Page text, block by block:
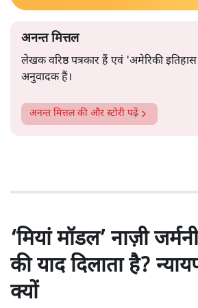
अनन्त मित्तल
लेखक वरिष्ठ पत्रकार हैं एवं 'अमेरिकी
अनुवादक हैं।
अनन्त मित्तलकी और स्टोरी पढ़ें
‘मियां मॉडल’ नाज़ी
की याद दिलाता है?
क्यों